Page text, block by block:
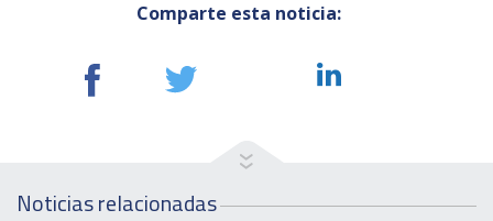
Comparte esta noticia:
Noticias relacionadas